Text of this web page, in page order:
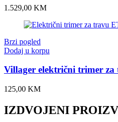
1.529,00 KM
Brzi pogled
Dodaj u korpu
Villager električni trimer za
125,00 KM
IZDVOJENI